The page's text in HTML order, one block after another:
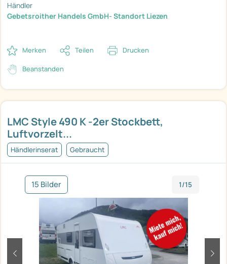
LMC Style 490 K -2er Stockbett,
Luftvorzelt...
Händlerinserat Gebraucht
15 Bilder 1/15
zurück
Händler
Gebetsroither Handels GmbH- Standort Liezen
Merken Teilen Drucken
Beanstanden